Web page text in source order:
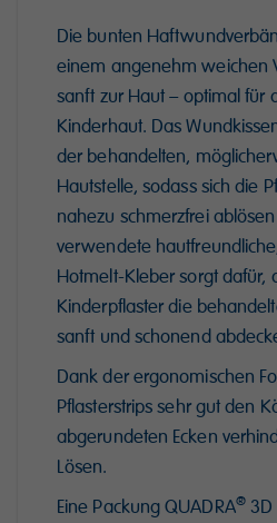
Die bunten
einem angenehm weichen
sanft zur Haut – optimal für
Kinderhaut. Das
der behandelten,
Hautstelle, sodass sich die
nahezu schmerzfrei
verwendete
Hotmelt-Kleber sorgt dafür,
Kinderpflaster die
sanft und schonend
Dank der ergonomischen
Pflasterstrips sehr gut den
abgerundeten Ecken
Lösen.
Eine Packung QUADRA®3D